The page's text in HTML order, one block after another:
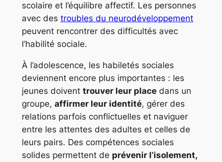
scolaire et l’équilibre affectif. Les personnes
avec des troubles du neurodéveloppement
peuvent rencontrer des difficultés avec
l’habilité sociale.
À l’adolescence, les habiletés sociales
deviennent encore plus importantes : les
jeunes doivent trouver leur placedans un
groupe, affirmer leur identité, gérer des
relations parfois conflictuelles et naviguer
entre les attentes des adultes et celles de
leurs pairs. Des compétences sociales
solides permettent de prévenir l’isolement,